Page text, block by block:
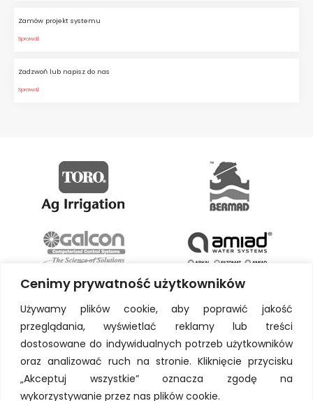
Cenimy prywatność użytkowników
Używamy plików cookie, aby poprawić jakość
przeglądania, wyświetlać reklamy lub treści
dostosowane do indywidualnych potrzeb użytkowników
oraz analizować ruch na stronie. Kliknięcie przycisku
„Akceptuj wszystkie” oznacza zgodę na
wykorzystywanie przez nas plików cookie.
Zamów projekt systemu
Sprawdź
Zadzwoń lub napisz do nas
Sprawdź